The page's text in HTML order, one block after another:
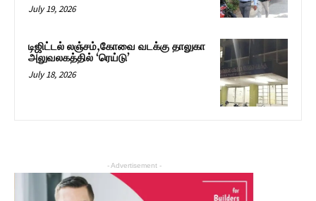
July 19, 2026
டிஜிட்டல் லஞ்சம்,கோவை வடக்கு தாலுகா
அலுவலகத்தில் ‘ரெய்டு’
July 18, 2026
- Advertisement -